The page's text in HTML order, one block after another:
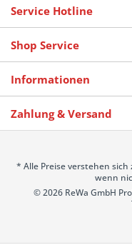
Service Hotline
Shop Service
Informationen
Zahlung & Versand
* Alle Preise verstehen
wenn
© 2026 ReWa GmbH